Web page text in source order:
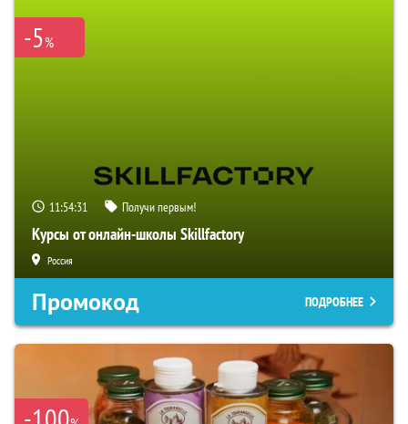
-5%
11:54:30 Получи первым!
Курсы от онлайн-школы Skillfactory
Россия
Промокод ПОДРОБНЕЕ